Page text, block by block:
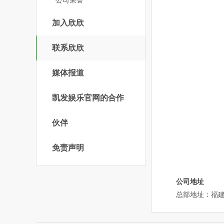
公司地址
总部地址：福
加入欣欣
联系欣欣
媒体报道
凯发娱乐官网的合作
伙伴
免责声明